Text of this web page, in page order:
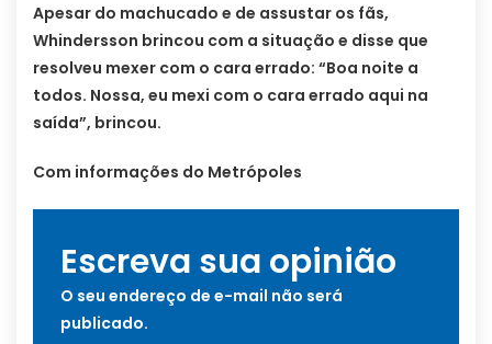
Apesar do machucado e de assustar os fãs,
Whindersson brincou com a situação e disse que
resolveu mexer com o cara errado: “Boa noite a
todos. Nossa, eu mexi com o cara errado aqui na
saída”, brincou.
Com informações do Metrópoles
Escreva sua opinião
O seu endereço de e-mail não será
publicado.